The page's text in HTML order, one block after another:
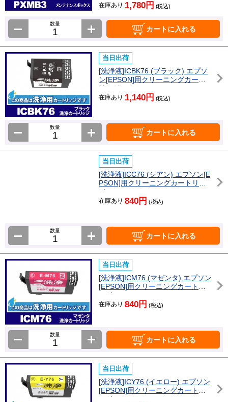
在庫あり 1,780円 (税込)
数量
カートに入れる
当日出荷
[洗浄液]ICBK76 (ブラック) エプソ
ン[EPSON]用クリーニングカート
リッジ
在庫あり 1,140円 (税込)
数量
カートに入れる
当日出荷
[洗浄液]ICC76 (シアン) エプソン[E
PSON]用クリーニングカートリッ
在庫あり 840円 (税込)
数量
カートに入れる
当日出荷
[洗浄液]ICM76 (マゼンタ) エプソン
[EPSON]用クリーニングカートリ
在庫あり 840円 (税込)
数量
カートに入れる
当日出荷
[洗浄液]ICY76 (イエロー) エプソン
[EPSON]用クリーニングカートリ
ッジ